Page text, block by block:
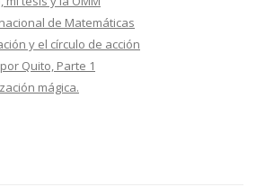
de Matemáticas
y el círculo de acción
Quito, Parte 1
mágica.